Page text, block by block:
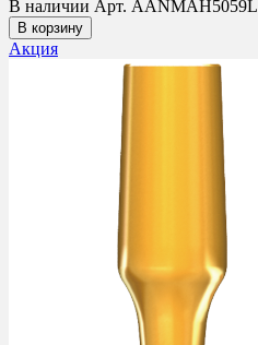
В наличии Арт. AANMAH5059L
В корзину
Акция